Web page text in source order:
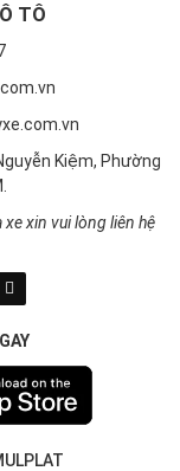
TÔ
Kiệm, Phường
xe xin vui lòng liên hệ